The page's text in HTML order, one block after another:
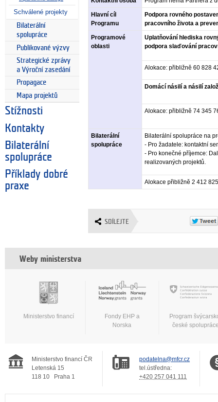
Schválené projekty
Bilaterální
spolupráce
Publikované výzvy
Strategické zprávy
a Výroční zasedání
Propagace
Mapa projektů
Stížnosti
Kontakty
Bilaterální
spolupráce
Příklady dobré
praxe
Hlavní cíl
Programu
Podpora rovného
pracovního života a
Programové
oblasti
Uplatňování hlediska
podpora slaďování
Alokace: přibližně 60 828
Domácí násilí a násilí
Alokace: přibližně 74 345
Bilaterální
spolupráce
Bilaterální spolupráce na
- Pro žadatele: kontaktní
- Pro konečné příjemce:
realizovaných projektů.
Alokace přibližně 2 412
SDÍLEJTE
Weby ministerstva
Ministerstvo financí
Fondy EHP a
Norska
Program
české
Ministerstvo financí ČR
Letenská 15
118 10
Praha 1
podatelna@mfcr.cz
tel.ústředna:
+420 257 041 111